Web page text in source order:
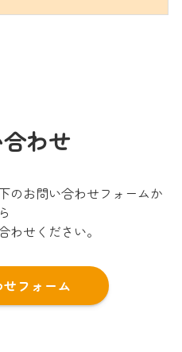
わせ
のお問い合わせフォームか
ら
わせください。
フォーム